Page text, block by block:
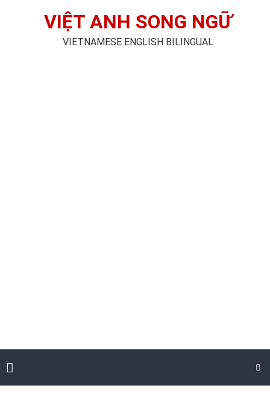
VIỆT ANH SONG NGỮ
VIETNAMESE ENGLISH BILINGUAL